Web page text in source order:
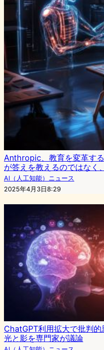
Anthropic、教育を変革す
が答えを教えるのではなく
AI（人工知能）ニュース
2025年4月3日8:29
ChatGPT利用拡大で批判
光と影を専門家が議論